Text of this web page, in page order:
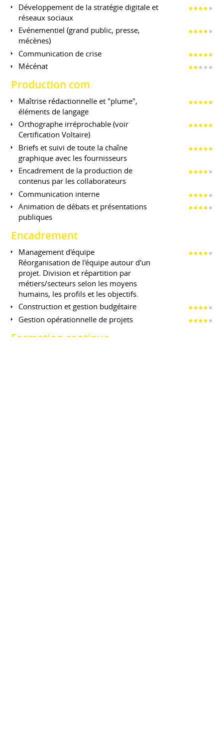
Développement de la stratégie digitale et
réseaux sociaux
Evénementiel (grand public, presse,
mécènes)
Communication de crise
Mécénat
Production com
Maîtrise rédactionnelle et "plume",
éléments de langage
Orthographe irréprochable (voir
Certification Voltaire)
Briefs et suivi de toute la chaîne
graphique avec les fournisseurs
Encadrement de la production de
contenus par les collaborateurs
Communication interne
Animation de débats et présentations
publiques
Encadrement
Management d'équipe
Réorganisation de l'équipe autour d'un
projet. Division et répartition par
métiers/secteurs selon les moyens
humains, les profils et les objectifs.
Construction et gestion budgétaire
Gestion opérationnelle de projets
Formation continue